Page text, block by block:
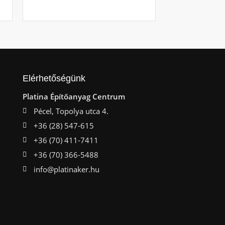
Elérhetőségünk
Platina Építőanyag Centrum
Pécel, Topolya utca 4.
+36 (28) 547-615
+36 (70) 411-7411
+36 (70) 366-5488
info@platinaker.hu